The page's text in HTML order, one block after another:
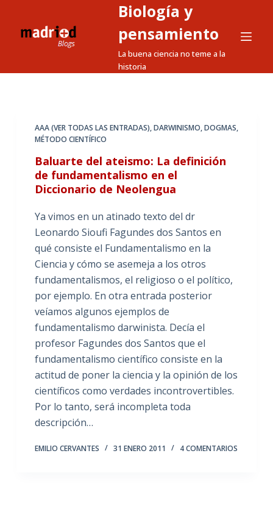
a
Biología y
pensamiento
La buena ciencia no teme a la
historia
AAA (VER TODAS LAS ENTRADAS),DARWINISMO,DOGMAS,
MÉTODO CIENTÍFICO
Baluarte del ateismo: La definición
de fundamentalismo en el
Diccionario de Neolengua
Ya vimos en un atinado texto del dr
Leonardo Sioufi Fagundes dos Santos en
qué consiste el Fundamentalismo en la
Ciencia y cómo se asemeja a los otros
fundamentalismos, el religioso o el político,
por ejemplo. En otra entrada posterior
veíamos algunos ejemplos de
fundamentalismo darwinista. Decía el
profesor Fagundes dos Santos que el
fundamentalismo científico consiste en la
actitud de poner la ciencia y la opinión de los
científicos como verdades incontrovertibles.
Por lo tanto, será incompleta toda
descripción…
EMILIO CERVANTES 31 ENERO 2011 4 COMENTARIOS